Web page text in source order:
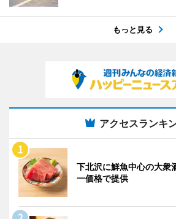
もっと見る
アクセスランキ
下北沢に鮮魚中心の大
一価格で提供